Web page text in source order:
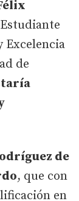
Excelencia
de
de
, que con
en